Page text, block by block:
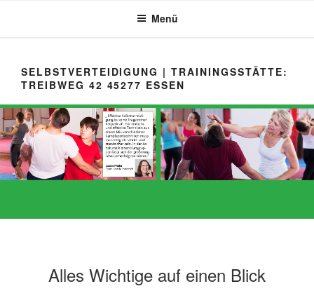
Menü
SELBSTVERTEIDIGUNG | TRAININGSSTÄTTE:
TREIBWEG 42 45277 ESSEN
Alles Wichtige auf einen Blick